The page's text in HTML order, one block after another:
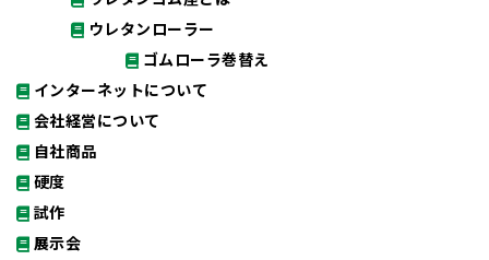
ウレタンローラー
ゴムローラ巻替え
インターネットについて
会社経営について
自社商品
硬度
試作
展示会